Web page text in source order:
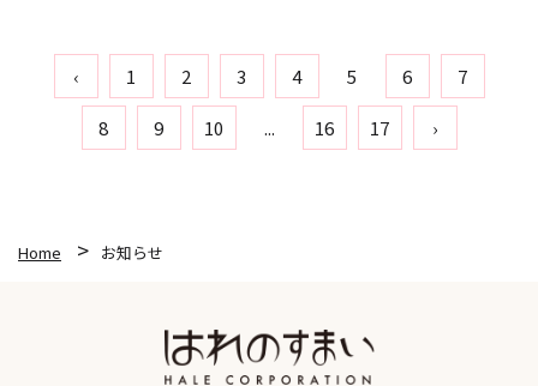
‹ 1 2 3 4 5 6 7
8 9 10 ... 16 17 ›
Home お知らせ